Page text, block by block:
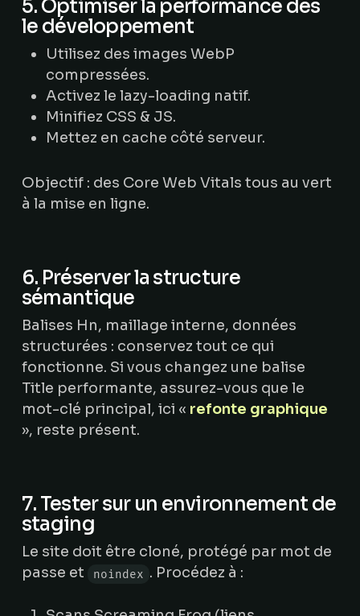
5. Optimiser la performance dès
le développement
Utilisez des images WebP
compressées.
Activez le lazy-loading natif.
Minifiez CSS & JS.
Mettez en cache côté serveur.
Objectif : des Core Web Vitals tous au vert
à la mise en ligne.
6. Préserver la structure
sémantique
Balises Hn, maillage interne, données
structurées : conservez tout ce qui
fonctionne. Si vous changez une balise
Title performante, assurez-vous que le
mot-clé principal, ici « refonte graphique
», reste présent.
7. Tester sur un environnement de
staging
Le site doit être cloné, protégé par mot de
passe et
noindex . Procédez à :